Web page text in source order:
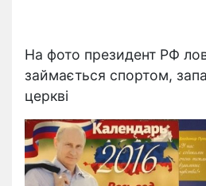
На фото президент РФ
займається спортом,
церкві